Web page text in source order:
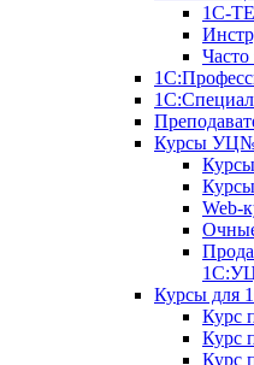
1С-
Курсы
Web-
Курсы для
Курс
Курс
Курс